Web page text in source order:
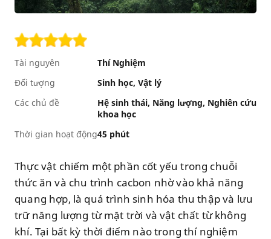
Tài nguyên
Thí Nghiệm
Đối tượng
Sinh học Vật lý
Các chủ đề
Hệ sinh thái Năng lượng Nghiên cứu
khoa học
Thời gian hoạt động45 phút
Thực vật chiếm một phần cốt yếu trong chuỗi
thức ăn và chu trình cacbon nhờ vào khả năng
quang hợp, là quá trình sinh hóa thu thập và lưu
trữ năng lượng từ mặt trời và vật chất từ không
khí. Tại bất kỳ thời điểm nào trong thí nghiệm